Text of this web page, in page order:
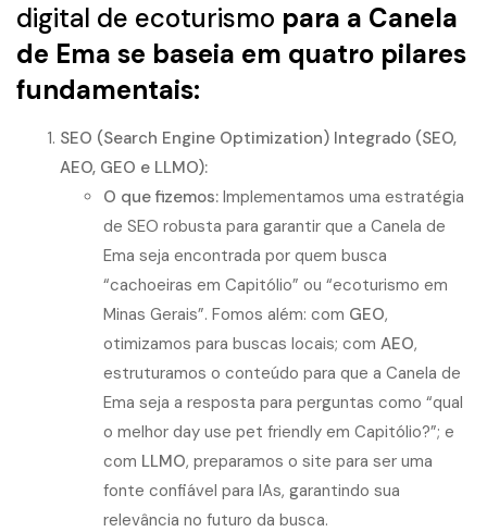
digital de ecoturismo para a Canela
de Ema se baseia em quatro pilares
fundamentais:
SEO (Search Engine Optimization) Integrado (SEO,
AEO, GEO e LLMO):
O que fizemos: Implementamos uma estratégia
de SEO robusta para garantir que a Canela de
Ema seja encontrada por quem busca
“cachoeiras em Capitólio” ou “ecoturismo em
Minas Gerais”. Fomos além: com GEO,
otimizamos para buscas locais; com AEO,
estruturamos o conteúdo para que a Canela de
Ema seja a resposta para perguntas como “qual
o melhor day use pet friendly em Capitólio?”; e
com LLMO, preparamos o site para ser uma
fonte confiável para IAs, garantindo sua
relevância no futuro da busca.